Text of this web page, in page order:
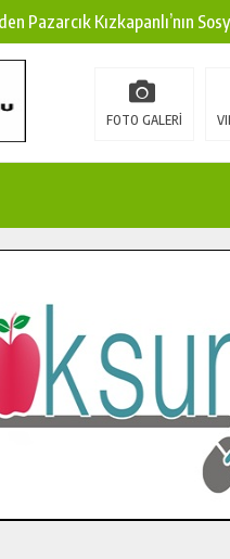
Pazarcık Kızkapanlı’nın
Pazarcık Kırsalına Modern
Uluslararası Başarı:
Komutanı Karakaya’dan
Köprüsünde Sona Doğru.
FOTO GALERİ